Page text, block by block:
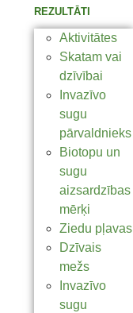
REZULTĀTI
Aktivitātes
Skatam vai
dzīvībai
Invazīvo
sugu
pārvaldnieks
Biotopu un
sugu
aizsardzības
mērķi
Ziedu pļavas
Dzīvais
mežs
Invazīvo
sugu